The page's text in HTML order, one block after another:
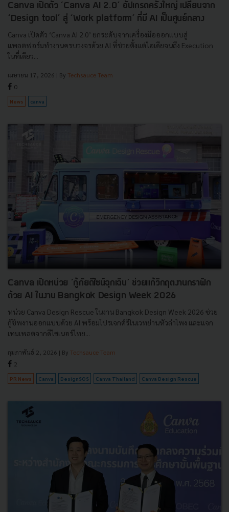
Canva เปิดตัว ‘Canva AI 2.0’ อัปเกรดครั้งใหญ่ เปลี่ยนจาก
‘Design tool’ สู่ ‘Work platform’ ที่มี AI เป็นศูนย์กลาง
Canva เปิดตัว ‘Canva AI 2.0’ ยกระดับจากเครื่องมือออกแบบสู่
แพลตฟอร์มทำงานครบวงจรด้วย AI ที่ช่วยตั้งแต่ไอเดียจนถึง Execution
ในที่เดียว...
เมษายน 17, 2026 | By Techsauce Team
0
News canva
Canva เปิดหน่วย ‘กู้ภัยดีไซน์ฉุกเฉิน’ ช่วยแก้วิกฤตงานกราฟิก
ด้วย AI ในงาน Bangkok Design Week 2026
หน่วย Canva Design Rescue ในงาน Bangkok Design Week 2026 ช่วย
กู้ชีพงานออกแบบด้วย AI พร้อมโปรเจกต์รีโนเวทย่านหัวลำโพง และแจก
เทมเพลตจากดีไซเนอร์ไทย...
กุมภาพันธ์ 2, 2026 | By Techsauce Team
2
PR News Canva DesignSOS Canva Thailand Canva Design Rescue